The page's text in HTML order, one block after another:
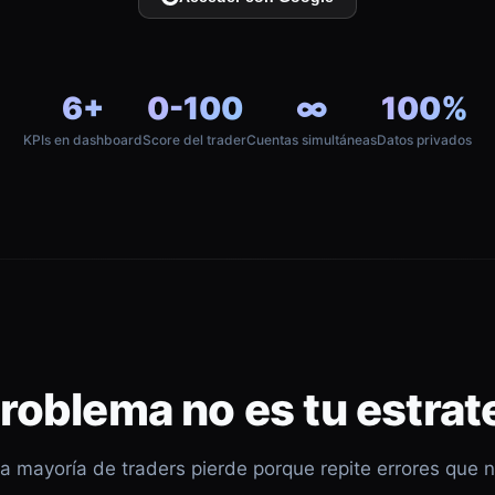
6+
KPIs en dashboard
0-100
Score del trader
∞
Cuentas simultáneas
100%
Datos privados
no es tu
mayoría de traders pierde porque repite errores que